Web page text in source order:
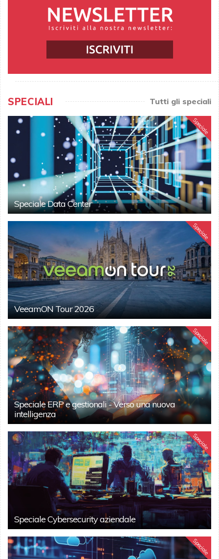
SPECIALI Tutti gli speciali
Speciale
Speciale Data Center
Speciale
VeeamON Tour 2026
Speciale
Speciale ERP e gestionali - Verso una nuova
intelligenza
Speciale
Speciale Cybersecurity aziendale
Speciale